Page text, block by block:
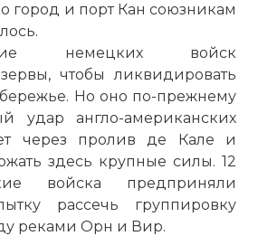
город и порт Кан союзникам
немецких войск
чтобы ликвидировать
Но оно по-прежнему
удар англо-американских
через пролив де Кале и
здесь крупные силы. 12
войска предприняли
рассечь группировку
реками Орн и Вир.